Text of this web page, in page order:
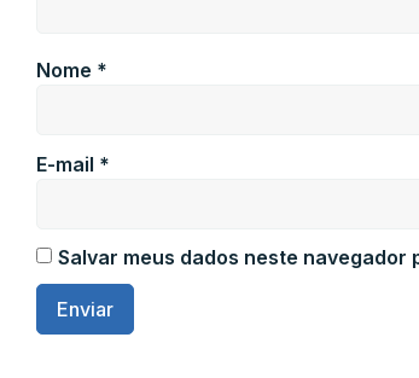
Nome *
E-mail *
Salvar meus dados neste navegador